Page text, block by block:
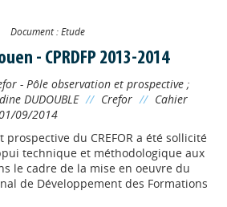
Document : Etude
- CPRDFP 2013-2014
- Pôle observation et prospective ;
DUDOUBLE // Crefor // Cahier
09/2014
prospective du CREFOR a été sollicité
technique et méthodologique aux
le cadre de la mise en oeuvre du
de Développement des Formations